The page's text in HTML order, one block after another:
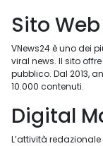
Sito Web
VNews24 è uno dei
viral news. Il sito
pubblico. Dal 2013,
10.000 contenuti.
Digital
L’attività